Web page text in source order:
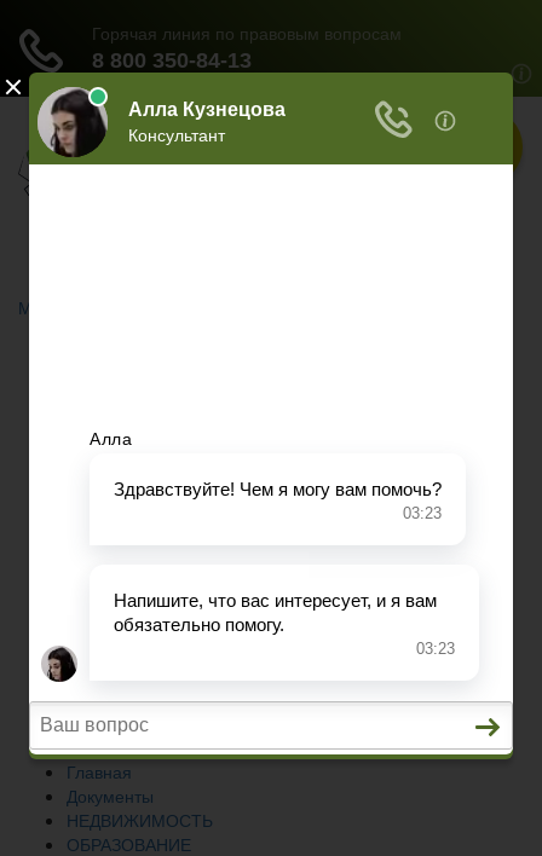
Меню
СЕМЕЙНОЕ ПРАВО
Главная
Документы
НЕДВИЖИМОСТЬ
ОБРАЗОВАНИЕ